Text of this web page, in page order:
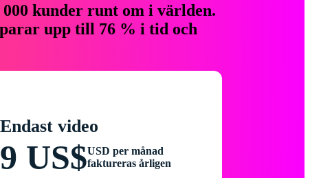
kunder runt om i världen.
upp till 76 % i tid och
Endast video
9 US$USD per månad
faktureras årligen